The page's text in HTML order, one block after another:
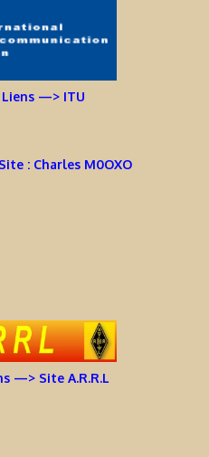
—> ITU
Site : Charles M0OXO
—> Site A.R.R.L